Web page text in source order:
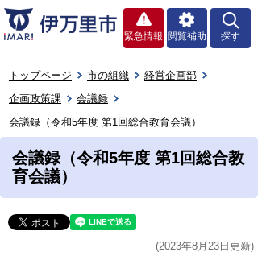
緊急情報 閲覧補助 探す
トップページ 市の組織
経営企画部
企画政策課
会議録
会議録（令和5年度 第1回総合教育会議）
会議録（令和5年度 第1回総合教
育会議）
(2023年8月23日更新)